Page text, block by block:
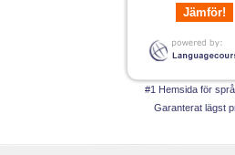
Jämför!
#1 Hemsida för
Garanterat lägst